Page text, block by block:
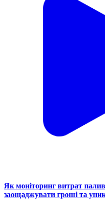
Як моніторинг витрат
заощаджувати гроші та